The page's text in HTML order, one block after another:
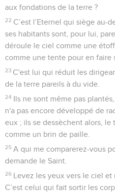
aux fondations de la terre ?
22 C’est l’Eternel qui siège au-
ses habitants sont, pour lui,
déroule le ciel comme une
comme une tente pour en faire
23 C'est lui qui réduit les
de la terre pareils à du vide.
24 Ils ne sont même pas
n'a pas encore développé de
eux ; ils se dessèchent alors,
comme un brin de paille.
25 A qui me comparerez-vous
demande le Saint.
26 Levez les yeux vers le ciel et
C’est celui qui fait sortir les